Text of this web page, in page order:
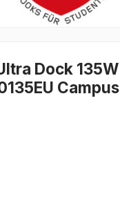
Dock 135W
Campus